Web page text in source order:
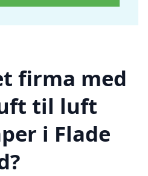
firma med
til luft
i Flade